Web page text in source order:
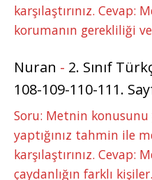
karşılaştırınız. Cevap:
korumanın gerekliliği ve
Nuran - 2. Sınıf
108-109-110-111.
Soru: Metnin konusunu
yaptığınız tahmin ile
karşılaştırınız.
çaydanlığın farklı